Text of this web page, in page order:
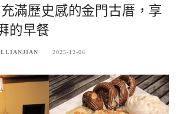
滿歷史感的金門古厝，享
的早餐
2025-12-06